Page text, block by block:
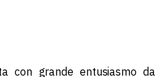
con grande entusiasmo da